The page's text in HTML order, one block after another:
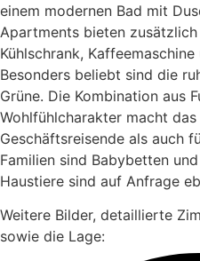
einem modernen Bad mit
Apartments bieten
Kühlschrank,
Besonders beliebt sind die
Grüne. Die Kombination aus
Wohlfühlcharakter macht
Geschäftsreisende als auch
Familien sind Babybetten
Haustiere sind auf Anfrage
Weitere Bilder, detaillierte
sowie die Lage: